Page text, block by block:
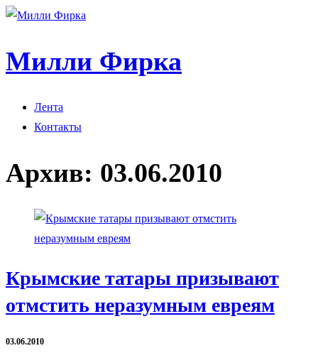
Милли Фирка
Лента
Контакты
Архив: 03.06.2010
Крымские татары призывают
отмстить неразумным евреям
03.06.2010